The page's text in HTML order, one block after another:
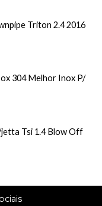
Triton 2.4 2016
304 Melhor Inox P/
Tsi 1.4 Blow Off